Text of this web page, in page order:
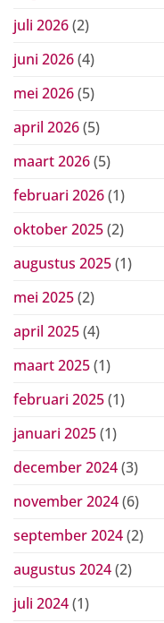
juli 2026(2)
juni 2026(4)
mei 2026(5)
april 2026(5)
maart 2026(5)
februari 2026(1)
oktober 2025(2)
augustus 2025(1)
mei 2025(2)
april 2025(4)
maart 2025(1)
februari 2025(1)
januari 2025(1)
december 2024(3)
november 2024(6)
september 2024(2)
augustus 2024(2)
juli 2024(1)